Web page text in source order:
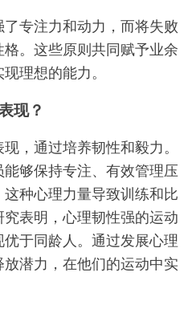
专注力和动力，而将失败
。这些原则共同赋予业余
理想的能力。
现？
，通过培养韧性和毅力。
够保持专注、有效管理压
种心理力量导致训练和比
表明，心理韧性强的运动
于同龄人。通过发展心理
潜力，在他们的运动中实